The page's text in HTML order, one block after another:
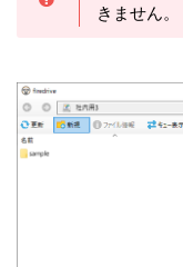
きません。